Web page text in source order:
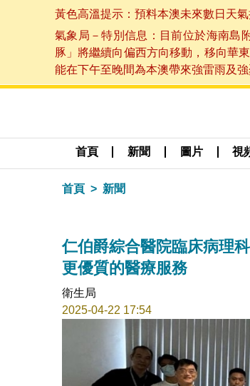
黃色高溫提示：預料本澳未來數日天
氣象局－特別信息：目前位於海南島
豚」將繼續向偏西方向移動，移向華
能在下午至晚間為本澳帶來強雷雨及
首頁 新聞 圖片 視
首頁 新聞
仁伯爵綜合醫院臨床病理
更優質的醫療服務
衛生局
2025-04-22 17:54